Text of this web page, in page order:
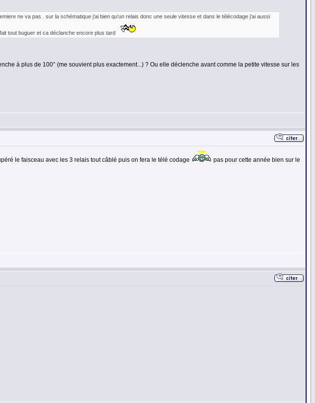
ne va pas . sur la schématique j'ai bien qu'un relais donc une seule vitesse et dans le télécodage j'ai aussi
tout buguer et ca déclanche encore plus tard
à plus de 100° (me souvient plus exactement...) ? Ou elle déclenche avant comme la petite vitesse sur les
le faisceau avec les 3 relais tout câblé puis on fera le télé codage
pas pour cette année bien sur le